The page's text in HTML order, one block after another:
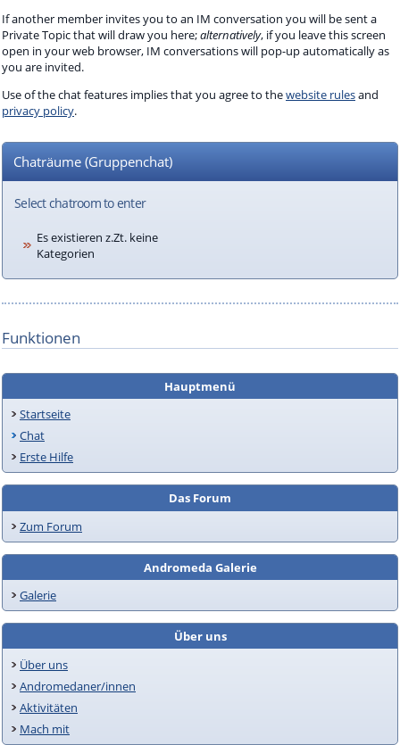
If another member invites you to an IM conversation you will be sent a
Private Topic that will draw you here;alternatively, if you leave this screen
open in your web browser, IM conversations will pop-up automatically as
you are invited.
Use of the chat features implies that you agree to thewebsite rulesand
privacy policy.
Chaträume (Gruppenchat)
Select chatroom to enter
Es existieren z.Zt. keine
Kategorien
Funktionen
Hauptmenü
Startseite
Chat
Erste Hilfe
Das Forum
Zum Forum
Andromeda Galerie
Galerie
Über uns
Über uns
Andromedaner/innen
Aktivitäten
Mach mit